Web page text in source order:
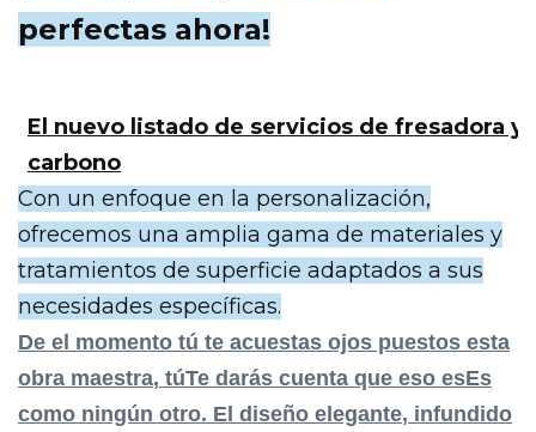
perfectas ahora!
El nuevo listado de servicios de fresadora y
carbono
Con un enfoque en la personalización,
ofrecemos una amplia gama de materiales y
tratamientos de superficie adaptados a sus
necesidades específicas.
De el momento tú te acuestas ojos puestos esta
obra maestra, túTe darás cuenta que eso esEs
como ningún otro. El diseño elegante, infundido